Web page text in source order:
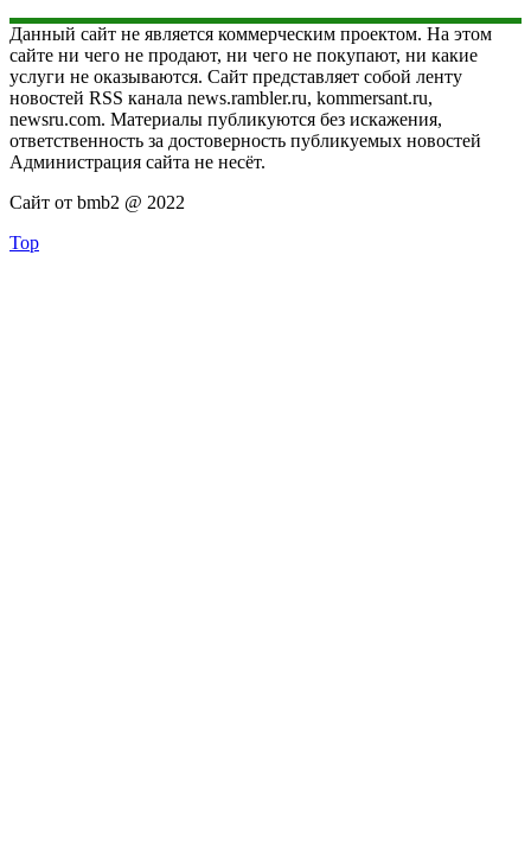
Данный сайт не является коммерческим проектом. На этом
сайте ни чего не продают, ни чего не покупают, ни какие
услуги не оказываются. Сайт представляет собой ленту
новостей RSS канала news.rambler.ru, kommersant.ru,
newsru.com. Материалы публикуются без искажения,
ответственность за достоверность публикуемых новостей
Администрация сайта не несёт.
Сайт от bmb2 @ 2022
Top